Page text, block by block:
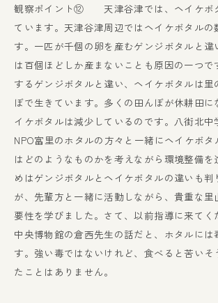
観察ポイント⑫ 天津谷津では、ヘイケボ
ています。天津谷津周辺ではヘイケボタルの
す。一匹が千個の卵を産むゲンジボタルと違
は百個ほどしか産まないことも原因の一つで
するゲンジボタルと違い、ヘイケボタルは里
ぼで生きています。多くの田んぼが休耕田に
イケボタルは減少しているのです。八街北中
NPO富里のホタルの方々と一緒にヘイケボタ
はどのようなものかを考えながら環境整備を
めはゲンジボタルとヘイケボタルの違いも判
が、先輩方と一緒に活動しながら、貴重な里
要性を学びました。さて、以前指導に来てく
中央博物館の倉西先生の話だと、ホタルには
す。強い毒ではないけれど、食べると苦いそ
たことはありません。